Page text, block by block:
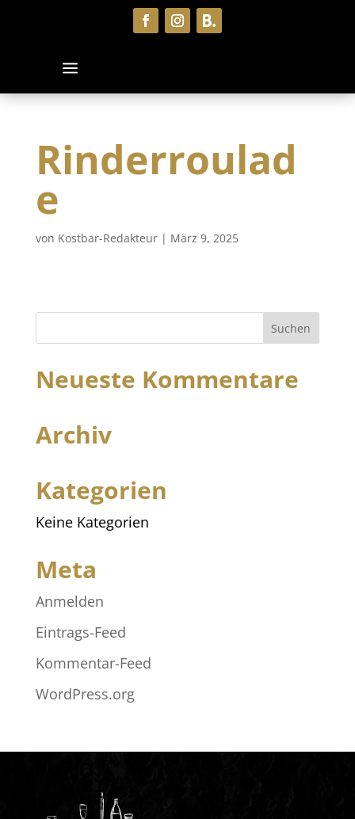
Rinderroulad
e
von Kostbar-Redakteur| März 9, 2025
Neueste Kommentare
Archiv
Kategorien
Keine Kategorien
Meta
Anmelden
Eintrags-Feed
Kommentar-Feed
WordPress.org